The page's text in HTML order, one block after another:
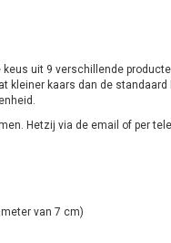
uit 9 verschillende
kleiner kaars dan de
Hetzij via de email of per
van 7 cm)